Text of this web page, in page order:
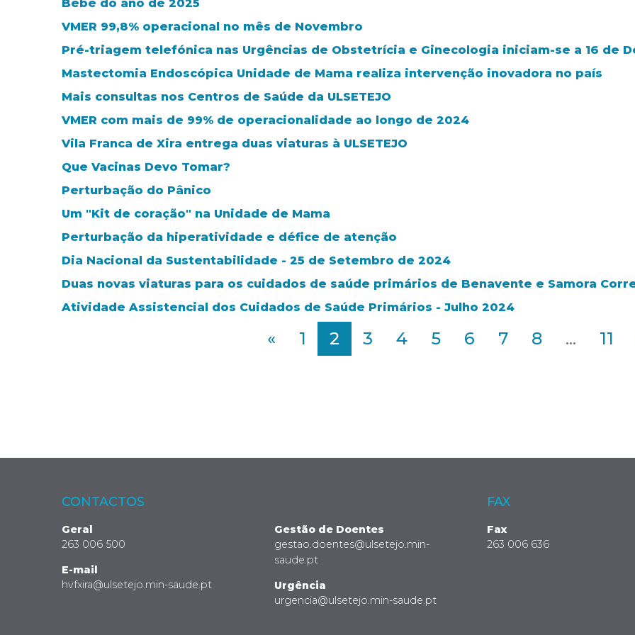
Bebé do ano de 2025
VMER 99,8% operacional no mês de Novembro
Pré-triagem telefónica nas Urgências de Obstetrícia e Ginecologia iniciam-se a 16 de
Mastectomia Endoscópica Unidade de Mama realiza intervenção inovadora no país
Mais consultas nos Centros de Saúde da ULSETEJO
VMER com mais de 99% de operacionalidade ao longo de 2024
Vila Franca de Xira entrega duas viaturas à ULSETEJO
Que Vacinas Devo Tomar?
Perturbação do Pânico
Um "Kit de coração" na Unidade de Mama
Perturbação da hiperatividade e défice de atenção
Dia Nacional da Sustentabilidade - 25 de Setembro de 2024
Duas novas viaturas para os cuidados de saúde primários de Benavente e Samora
Atividade Assistencial dos Cuidados de Saúde Primários - Julho 2024
« 1 2 3 4 5 6 7 8 ... 11
CONTACTOS
Geral
263 006 500
E-mail
hvfxira@ulsetejo.min-saude.pt
Gestão de Doentes
gestao.doentes@ulsetejo.min-
saude.pt
Urgência
urgencia@ulsetejo.min-saude.pt
FAX
Fax
263 006 636